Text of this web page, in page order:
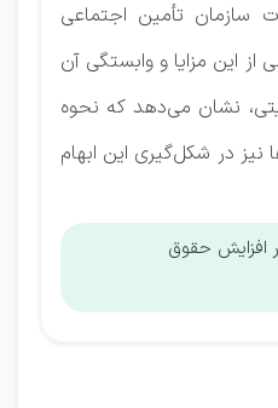
سازمان تأمین اجتماعی
از این مزایا و وابستگی آن
نشان می‌دهد که نحوه
نیز در شکل‌گیری این ابهام
افزایش حقوق